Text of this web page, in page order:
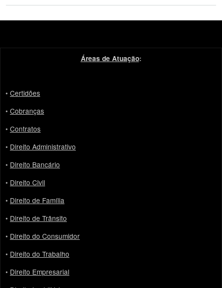
Áreas de Atuação:
• Certidões
• Cobranças
• Contratos
• Direito Administrativo
• Direito Bancário
• Direito Civil
• Direito de Família
• Direito de Trânsito
• Direito do Consumidor
• Direito do Trabalho
• Direito Empresarial